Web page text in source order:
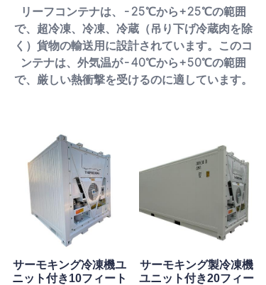
リーフコンテナは、-25℃から+25℃の範囲
で、超冷凍、冷凍、冷蔵（吊り下げ冷蔵肉を除
く）貨物の輸送用に設計されています。このコ
ンテナは、外気温が-40℃から+50℃の範囲
で、厳しい熱衝撃を受けるのに適しています。
サーモキング冷凍機ユ
ニット付き10フィート
サーモキング製冷凍機
ユニット付き20フィー